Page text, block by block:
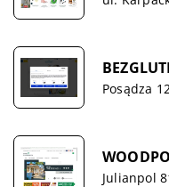
Posądza
Julianpol